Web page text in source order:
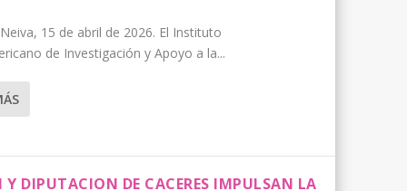
15 de abril de 2026. El Instituto
de Investigación y Apoyo a la...
Y DIPUTACION DE CACERES IMPULSAN LA